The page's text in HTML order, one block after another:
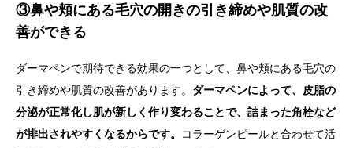
③鼻や頬にある毛穴の開きの引き締めや肌質の改
善ができる
ダーマペンで期待できる効果の一つとして、鼻や頬にある毛穴の
引き締めや肌質の改善があります。 ダーマペンによって、皮脂の
分泌が正常化し肌が新しく作り変わることで、詰まった角栓など
が排出されやすくなるからです。
コラーゲンピールと合わせて活